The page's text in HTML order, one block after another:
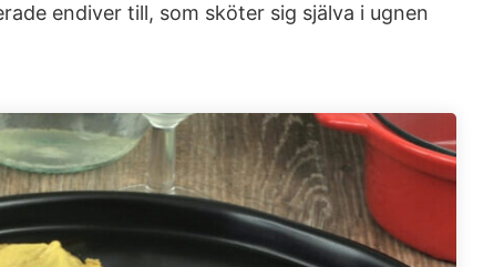
endiver till, som sköter sig själva i ugnen